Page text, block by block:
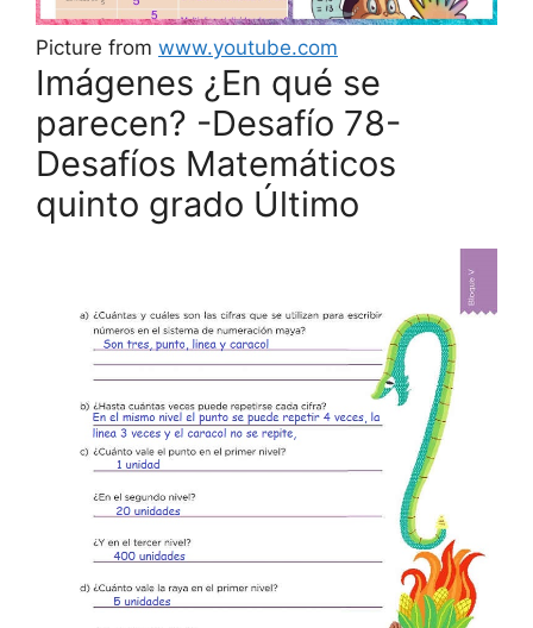
Picture from www.youtube.com
Imágenes ¿En qué se
parecen? -Desafío 78-
Desafíos Matemáticos
quinto grado Último